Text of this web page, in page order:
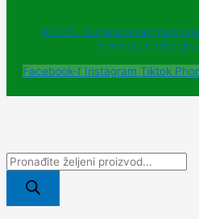
© 2025 - Sva prava zadržava
Powered and
Facebook-f Instagram Tiktok